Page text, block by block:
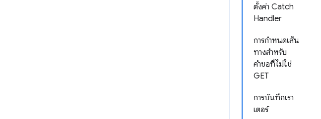
ตั้งค่า Catch
Handler
การกำหนดเส้น
ทางสำหรับ
คำขอที่ไม่ใช่
GET
การบันทึกเรา
เตอร์